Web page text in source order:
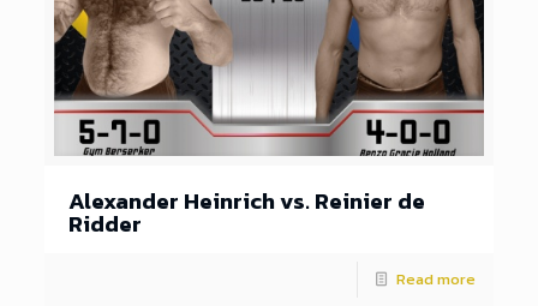
Alexander Heinrich vs. Reinier de
Ridder
Read more